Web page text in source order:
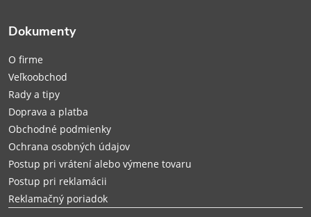
e
Dokumenty
O firme
Veľkoobchod
Rady a tipy
Doprava a platba
Obchodné podmienky
Ochrana osobných údajov
Postup pri vrátení alebo výmene tovaru
Postup pri reklamácii
Reklamačný poriadok